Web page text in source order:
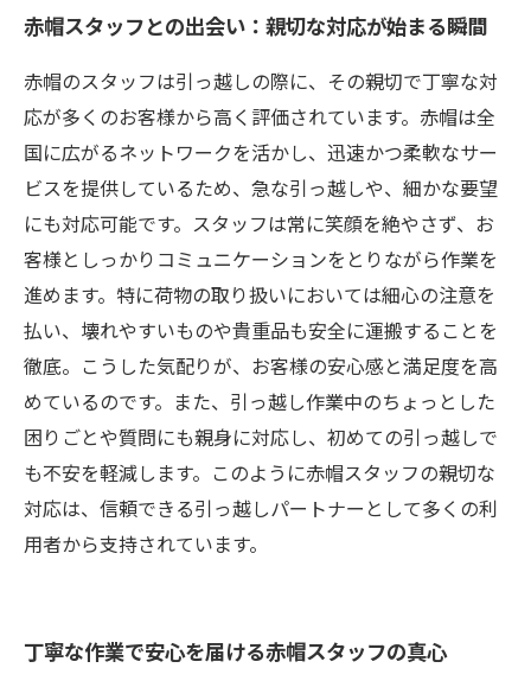
赤帽スタッフの親切が引っ越しを成功に導く理
由
赤帽の全国ネットワークが生み出す迅速かつ柔
軟な対応
引っ越しで迷ったら赤帽を選ぶべき５つの親切
ポイント
赤帽スタッフとの出会い：親切な対応が始まる瞬間
赤帽のスタッフは引っ越しの際に、その親切で丁寧な対
応が多くのお客様から高く評価されています。赤帽は全
国に広がるネットワークを活かし、迅速かつ柔軟なサー
ビスを提供しているため、急な引っ越しや、細かな要望
にも対応可能です。スタッフは常に笑顔を絶やさず、お
客様としっかりコミュニケーションをとりながら作業を
進めます。特に荷物の取り扱いにおいては細心の注意を
払い、壊れやすいものや貴重品も安全に運搬することを
徹底。こうした気配りが、お客様の安心感と満足度を高
めているのです。また、引っ越し作業中のちょっとした
困りごとや質問にも親身に対応し、初めての引っ越しで
も不安を軽減します。このように赤帽スタッフの親切な
対応は、信頼できる引っ越しパートナーとして多くの利
用者から支持されています。
丁寧な作業で安心を届ける赤帽スタッフの真心